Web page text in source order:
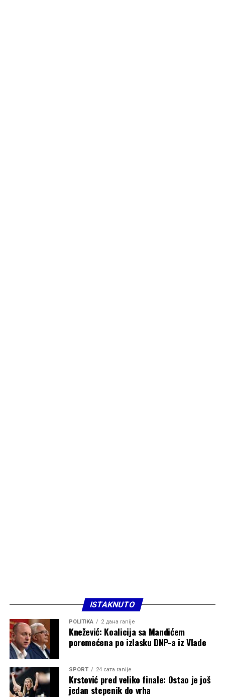
ISTAKNUTO
POLITIKA 2 дана ranije
Knežević: Koalicija sa Mandićem
poremećena po izlasku DNP-a iz Vlade
SPORT 24 сата ranije
Krstović pred veliko finale: Ostao je još
jedan stepenik do vrha